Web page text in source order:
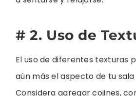
# 2. Uso de
El uso de diferentes texturas
aún más el aspecto de tu
Considera agregar cojines,